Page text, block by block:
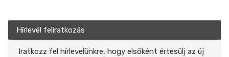
Hírlevél feliratkozás
Iratkozz fel hírlevelünkre, hogy elsőként értesülj az új